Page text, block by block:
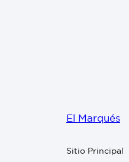
El Marqués
Sitio Principal